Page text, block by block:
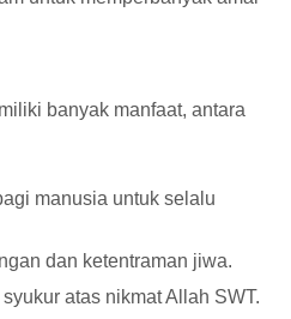
banyak manfaat, antara
manusia untuk selalu
dan ketentraman jiwa.
atas nikmat Allah SWT.